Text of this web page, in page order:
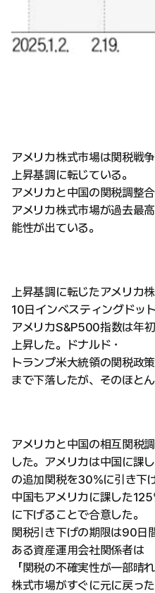
アメリカ株式市場は関税戦
上昇基調に転じている。
アメリカと中国の関税調整
アメリカ株式市場が過去最
能性が出ている。
上昇基調に転じたアメリカ
10日インベスティングドッ
アメリカS&P500指数は年
上昇した。ドナルド・
トランプ米大統領の関税政
まで下落したが、そのほと
アメリカと中国の相互関税
した。アメリカは中国に課
の追加関税を30%に引き下
中国もアメリカに課した
に下げることで合意した。
関税引き下げの期限は90日
ある資産運用会社関係者は
「関税の不確実性が一部晴れ
株式市場がすぐに元に戻った